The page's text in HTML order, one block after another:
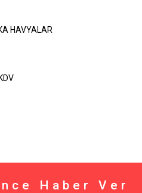
HAVYALAR
Haber Ver